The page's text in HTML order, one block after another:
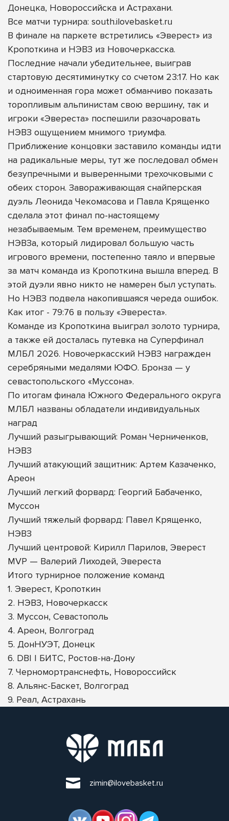
Донецка, Новороссийска и Астрахани.
Все матчи турнира: south.ilovebasket.ru
В финале на паркете встретились «Эверест» из
Кропоткина и НЭВЗ из Новочеркасска.
Последние начали убедительнее, выиграв
стартовую десятиминутку со счетом 23:17. Но как
и одноименная гора может обманчиво показать
торопливым альпинистам свою вершину, так и
игроки «Эвереста» поспешили разочаровать
НЭВЗ ощущением мнимого триумфа.
Приближение концовки заставило команды идти
на радикальные меры, тут же последовал обмен
безупречными и выверенными трехочковыми с
обеих сторон. Завораживающая снайперская
дуэль Леонида Чекомасова и Павла Крященко
сделала этот финал по-настоящему
незабываемым. Тем временем, преимущество
НЭВЗа, который лидировал большую часть
игрового времени, постепенно таяло и впервые
за матч команда из Кропоткина вышла вперед. В
этой дуэли явно никто не намерен был уступать.
Но НЭВЗ подвела накопившаяся череда ошибок.
Как итог - 79:76 в пользу «Эвереста».
Команде из Кропоткина выиграл золото турнира,
а также ей досталась путевка на Суперфинал
МЛБЛ 2026. Новочеркасский НЭВЗ награжден
серебряными медалями ЮФО. Бронза — у
севастопольского «Муссона».
По итогам финала Южного Федерального округа
МЛБЛ названы обладатели индивидуальных
наград
Лучший разыгрывающий: Роман Черниченков,
НЭВЗ
Лучший атакующий защитник: Артем Казаченко,
Ареон
Лучший легкий форвард: Георгий Бабаченко,
Муссон
Лучший тяжелый форвард: Павел Крященко,
НЭВЗ
Лучший центровой: Кирилл Парилов, Эверест
MVP — Валерий Лиходей, Эвереста
Итого турнирное положение команд
1. Эверест, Кропоткин
2. НЭВЗ, Новочеркасск
3. Муссон, Севастополь
4. Ареон, Волгоград
5. ДонНУЭТ, Донецк
6. DBI | БИТС, Ростов-на-Дону
7. Черномортранснефть, Новороссийск
8. Альянс-Баскет, Волгоград
9. Реал, Астрахань
zimin@ilovebasket.ru